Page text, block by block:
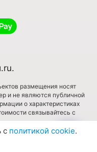
размещения носят
и не являются публичной
о характеристиках
связывайтесь с
специалиста.
с политикой cookie.